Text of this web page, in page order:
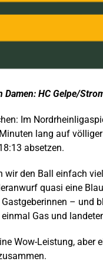
HC Gelpe/
Im
lang auf
absetzen.
wir den Ball einfach
quasi eine
– und
Gas und
Wow-Leistung,